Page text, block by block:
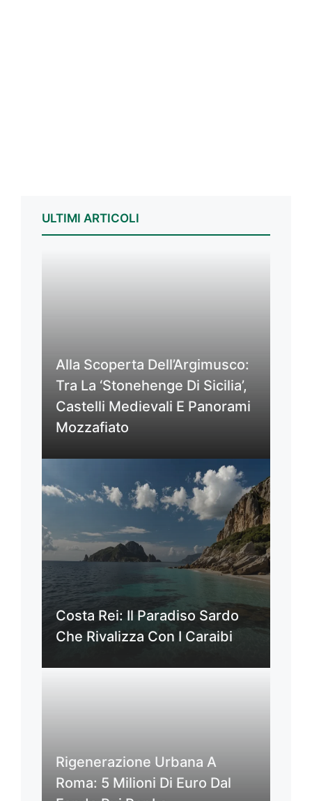
ULTIMI ARTICOLI
Alla Scoperta Dell’Argimusco:
Tra La ‘Stonehenge Di Sicilia’,
Castelli Medievali E Panorami
Mozzafiato
Costa Rei: Il Paradiso Sardo
Che Rivalizza Con I Caraibi
Rigenerazione Urbana A
Roma: 5 Milioni Di Euro Dal